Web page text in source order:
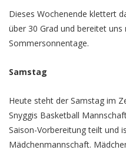
Dieses Wochenende klettert
über 30 Grad und bereitet
Sommersonnentage.
Samstag
Heute steht der Samstag im
Snyggis Basketball
Saison-Vorbereitung teilt und
Mädchenmannschaft.